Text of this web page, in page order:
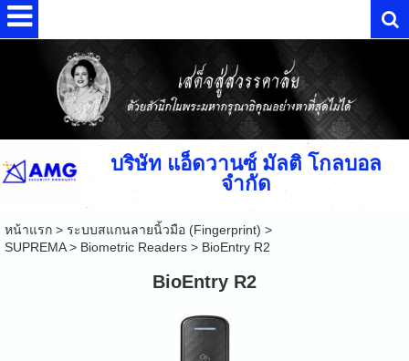
บริษัท แอ็ดวานซ์ มัลติ โกลบอล
จำกัด
หน้าแรก> ระบบสแกนลายนิ้วมือ (Fingerprint) >
SUPREMA> Biometric Readers> BioEntry R2
BioEntry R2